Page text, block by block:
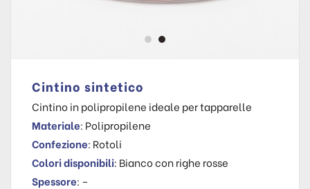
Cintino sintetico
Cintino in polipropilene ideale per tapparelle
Materiale: Polipropilene
Confezione: Rotoli
Colori disponibili: Bianco con righe rosse
Spessore: –